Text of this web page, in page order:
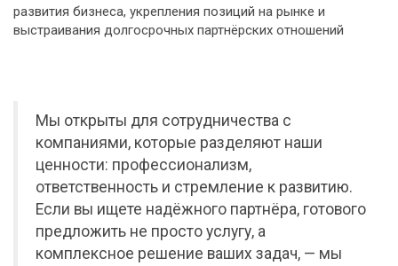
развития бизнеса, укрепления позиций на рынке и
выстраивания долгосрочных партнёрских отношений
Мы открыты для сотрудничества с
компаниями, которые разделяют наши
ценности: профессионализм,
ответственность и стремление к развитию.
Если вы ищете надёжного партнёра, готового
предложить не просто услугу, а
комплексное решение ваших задач, — мы